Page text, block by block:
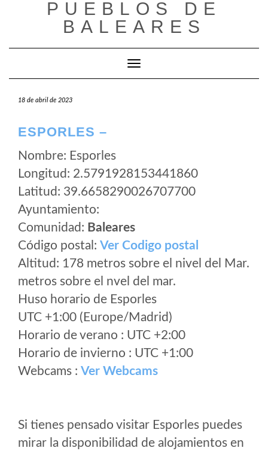
PUEBLOS DE
BALEARES
Cambiar modo de navegación
18 de abril de 2023
ESPORLES –
Nombre: Esporles
Longitud: 2.5791928153441860
Latitud: 39.6658290026707700
Ayuntamiento:
Comunidad: Baleares
Código postal: Ver Codigo postal
Altitud: 178 metros sobre el nivel del Mar.
metros sobre el nvel del mar.
Huso horario de Esporles
UTC +1:00 (Europe/Madrid)
Horario de verano : UTC +2:00
Horario de invierno : UTC +1:00
Webcams : Ver Webcams
Si tienes pensado visitar Esporles puedes
mirar la disponibilidad de alojamientos en